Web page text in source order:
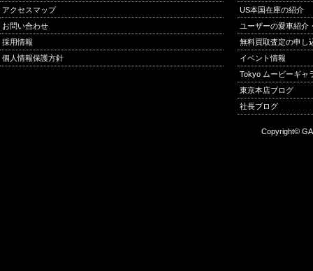
アクセスマップ
お問い合わせ
採用情報
個人情報保護方針
US本国在庫の紹介
ユーザーの愛車紹介
無料買取査定の申し
イベント情報
Tokyo ムービーギャ
東京本店ブログ
社長ブログ
Copyright©